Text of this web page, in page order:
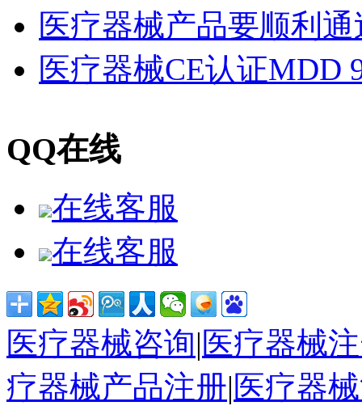
医疗器械产品要顺利
医疗器械CE认证MDD
QQ在线
在线客服
在线客服
医疗器械咨询|医疗器械
疗器械产品注册|医疗器